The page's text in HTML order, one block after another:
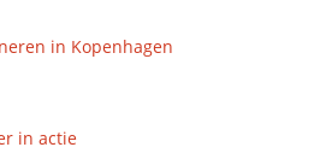
in Kopenhagen
in actie